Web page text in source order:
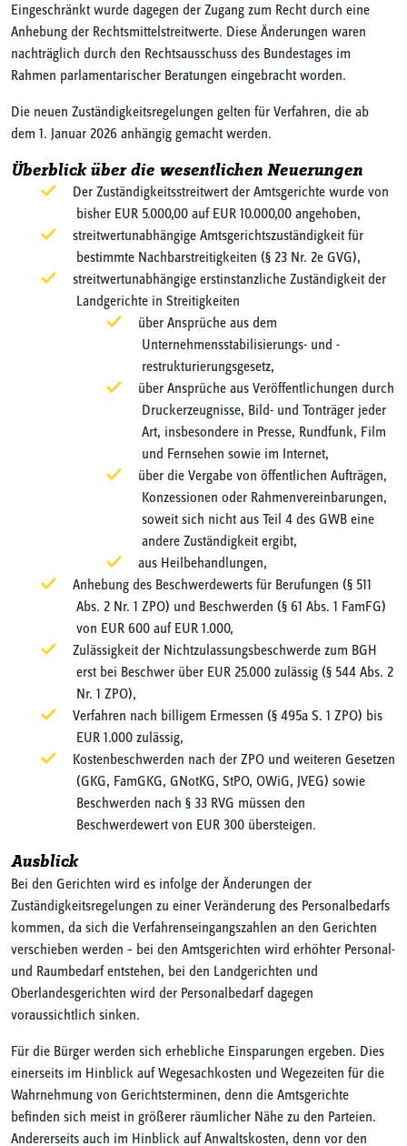
Eingeschränkt wurde dagegen der Zugang zum Recht durch eine
Anhebung der Rechtsmittelstreitwerte. Diese Änderungen waren
nachträglich durch den Rechtsausschuss des Bundestages im
Rahmen parlamentarischer Beratungen eingebracht worden.
Die neuen Zuständigkeitsregelungen gelten für Verfahren, die ab
dem 1. Januar 2026 anhängig gemacht werden.
Überblick über die wesentlichen Neuerungen
Der Zuständigkeitsstreitwert der Amtsgerichte wurde von
bisher EUR 5.000,00 auf EUR 10.000,00 angehoben,
streitwertunabhängige Amtsgerichtszuständigkeit für
bestimmte Nachbarstreitigkeiten (§ 23 Nr. 2e GVG),
streitwertunabhängige erstinstanzliche Zuständigkeit der
Landgerichte in Streitigkeiten
über Ansprüche aus dem
Unternehmensstabilisierungs- und -
restrukturierungsgesetz,
über Ansprüche aus Veröffentlichungen durch
Druckerzeugnisse, Bild- und Tonträger jeder
Art, insbesondere in Presse, Rundfunk, Film
und Fernsehen sowie im Internet,
über die Vergabe von öffentlichen Aufträgen,
Konzessionen oder Rahmenvereinbarungen,
soweit sich nicht aus Teil 4 des GWB eine
andere Zuständigkeit ergibt,
aus Heilbehandlungen,
Anhebung des Beschwerdewerts für Berufungen (§ 511
Abs. 2 Nr. 1 ZPO) und Beschwerden (§ 61 Abs. 1 FamFG)
von EUR 600 auf EUR 1.000,
Zulässigkeit der Nichtzulassungsbeschwerde zum BGH
erst bei Beschwer über EUR 25.000 zulässig (§ 544 Abs. 2
Nr. 1 ZPO),
Verfahren nach billigem Ermessen (§ 495a S. 1 ZPO) bis
EUR 1.000 zulässig,
Kostenbeschwerden nach der ZPO und weiteren Gesetzen
(GKG, FamGKG, GNotKG, StPO, OWiG, JVEG) sowie
Beschwerden nach § 33 RVG müssen den
Beschwerdewert von EUR 300 übersteigen.
Ausblick
Bei den Gerichten wird es infolge der Änderungen der
Zuständigkeitsregelungen zu einer Veränderung des Personalbedarfs
kommen, da sich die Verfahrenseingangszahlen an den Gerichten
verschieben werden – bei den Amtsgerichten wird erhöhter Personal-
und Raumbedarf entstehen, bei den Landgerichten und
Oberlandesgerichten wird der Personalbedarf dagegen
voraussichtlich sinken.
Für die Bürger werden sich erhebliche Einsparungen ergeben. Dies
einerseits im Hinblick auf Wegesachkosten und Wegezeiten für die
Wahrnehmung von Gerichtsterminen, denn die Amtsgerichte
befinden sich meist in größerer räumlicher Nähe zu den Parteien.
Andererseits auch im Hinblick auf Anwaltskosten, denn vor den